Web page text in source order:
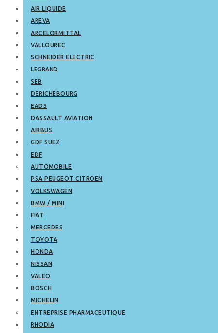
AIR LIQUIDE
AREVA
ARCELORMITTAL
VALLOUREC
SCHNEIDER ELECTRIC
LEGRAND
SEB
DERICHEBOURG
EADS
DASSAULT AVIATION
AIRBUS
GDF SUEZ
EDF
AUTOMOBILE
PSA PEUGEOT CITROEN
VOLKSWAGEN
BMW / MINI
FIAT
MERCEDES
TOYOTA
HONDA
NISSAN
VALEO
BOSCH
MICHELIN
ENTREPRISE PHARMACEUTIQUE
RHODIA